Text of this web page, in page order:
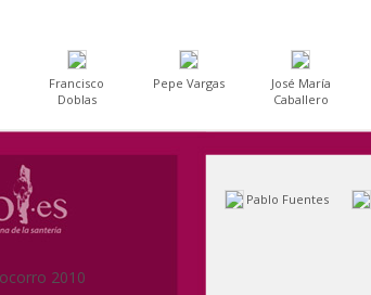
Francisco
Doblas
Pepe Vargas
José María
Caballero
Pablo Fuentes